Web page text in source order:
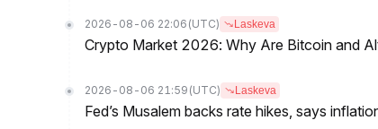
2026-08-06 22:06 (UTC) Laskeva
Crypto Market 2026: Why Are Bitcoin and
2026-08-06 21:59 (UTC) Laskeva
Fed’s Musalem backs rate hikes, says